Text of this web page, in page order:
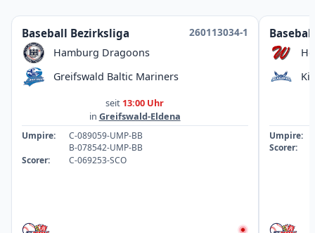
Baseball Bezirksliga
260113034-1
Hamburg Dragoons
Greifswald Baltic Mariners
seit 13:00 Uhr
in Greifswald-Eldena
Umpire:
C-089059-UMP-BB
B-078542-UMP-BB
Scorer:
C-069253-SCO
Umpire:
Scorer: